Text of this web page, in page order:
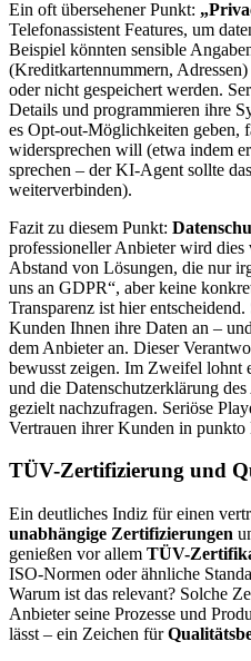
Ein oft übersehener Punkt:
Telefonassistent Features, um
Beispiel könnten sensible
(Kreditkartennummern,
oder nicht gespeichert werden.
Details und programmieren ihre
es Opt-out-Möglichkeiten
widersprechen will (etwa indem
sprechen – der KI-Agent sollte
weiterverbinden).
Fazit zu diesem Punkt:
professioneller Anbieter wird dies
Abstand von Lösungen, die nur
uns an GDPR“, aber keine
Transparenz ist hier
Kunden Ihnen ihre Daten an –
dem Anbieter an. Dieser
bewusst zeigen. Im Zweifel lohnt
und die Datenschutzerklärung
gezielt nachzufragen. Seriöse
Vertrauen ihrer Kunden in punkto
TÜV-Zertifizierung und
Ein deutliches Indiz für einen
unabhängige Zertifizierungen
genießen vor allem TÜV-
ISO-Normen oder ähnliche
Warum ist das relevant? Solche
Anbieter seine Prozesse und
lässt – ein Zeichen für